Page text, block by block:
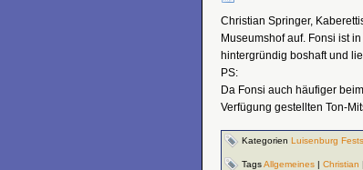
Christian Springer,
Museumshof auf. Fonsi ist
hintergründig boshaft und
PS:
Da Fonsi auch häufiger
Verfügung gestellten Ton-
Kategorien Luisenburg
TagsAllgemeines | Christian |